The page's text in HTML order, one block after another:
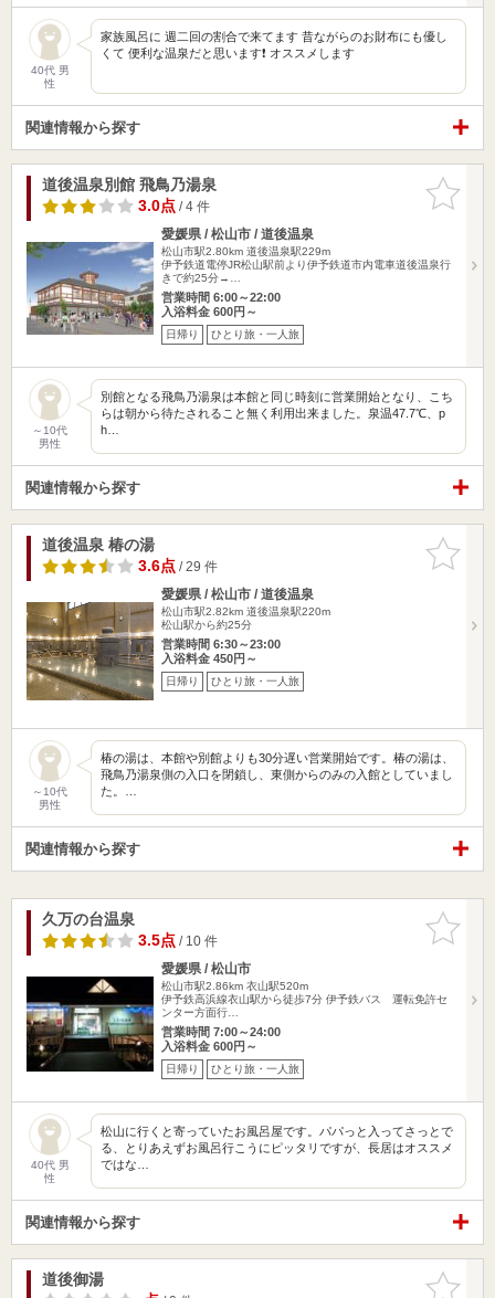
40代 男
性
家族風呂に 週二回の割合で来てます 昔ながらのお財布にも優し
くて 便利な温泉だと思います❗ オススメします
関連情報から探す
お気に入
りに追加
道後温泉別館 飛鳥乃湯泉
3.0点/ 4 件
愛媛県 / 松山市 / 道後温泉
松山市駅2.80km 道後温泉駅229m
伊予鉄道電停JR松山駅前より伊予鉄道市内電車道後温泉行
きで約25分→…
営業時間 6:00～22:00
入浴料金 600円～
日帰り ひとり旅・一人旅
～10代
男性
別館となる飛鳥乃湯泉は本館と同じ時刻に営業開始となり、こち
らは朝から待たされること無く利用出来ました。泉温47.7℃、p
h…
関連情報から探す
お気に入
りに追加
道後温泉 椿の湯
3.6点/ 29 件
愛媛県 / 松山市 / 道後温泉
松山市駅2.82km 道後温泉駅220m
松山駅から約25分
営業時間 6:30～23:00
入浴料金 450円～
日帰り ひとり旅・一人旅
～10代
男性
椿の湯は、本館や別館よりも30分遅い営業開始です。椿の湯は、
飛鳥乃湯泉側の入口を閉鎖し、東側からのみの入館としていまし
た。…
関連情報から探す
お気に入
りに追加
久万の台温泉
3.5点/ 10 件
愛媛県 / 松山市
松山市駅2.86km 衣山駅520m
伊予鉄高浜線衣山駅から徒歩7分 伊予鉄バス 運転免許セ
ンター方面行…
営業時間 7:00～24:00
入浴料金 600円～
日帰り ひとり旅・一人旅
40代 男
性
松山に行くと寄っていたお風呂屋です。パパっと入ってさっとで
る、とりあえずお風呂行こうにピッタリですが、長居はオススメ
ではな…
関連情報から探す
お気に入
道後御湯